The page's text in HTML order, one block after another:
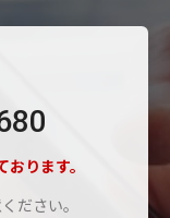
ります。
ださい。